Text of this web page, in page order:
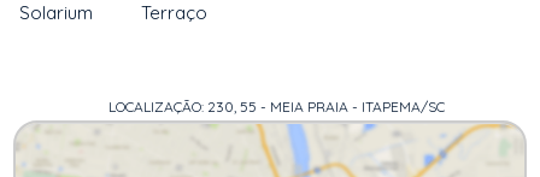
Solarium
Terraço
LOCALIZAÇÃO: 230, 55 - MEIA PRAIA - ITAPEMA/SC